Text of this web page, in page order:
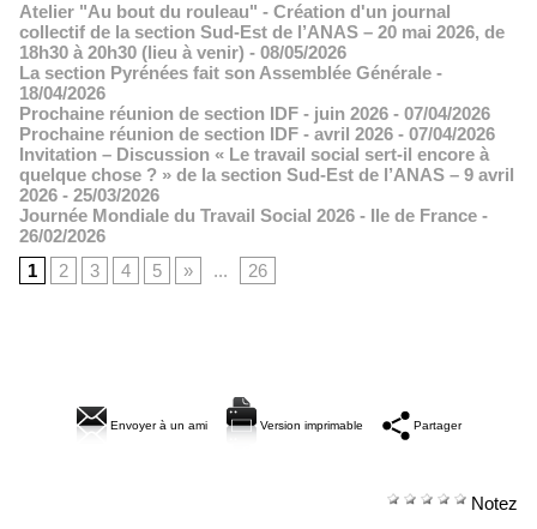
Atelier "Au bout du rouleau" - Création d'un journal
collectif de la section Sud-Est de l’ANAS – 20 mai 2026, de
18h30 à 20h30 (lieu à venir) - 08/05/2026
La section Pyrénées fait son Assemblée Générale -
18/04/2026
Prochaine réunion de section IDF - juin 2026 - 07/04/2026
Prochaine réunion de section IDF - avril 2026 - 07/04/2026
Invitation – Discussion « Le travail social sert-il encore à
quelque chose ? » de la section Sud-Est de l’ANAS – 9 avril
2026 - 25/03/2026
Journée Mondiale du Travail Social 2026 - Ile de France -
26/02/2026
1
2 3 4 5 » ... 26
Envoyer à un ami Version imprimable Partager
Notez